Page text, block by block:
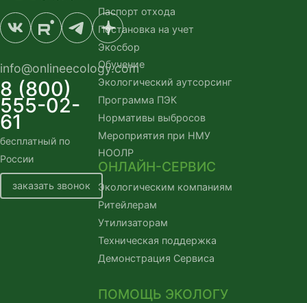
info@onlineecology.com
8 (800)
555-02-
61
бесплатный по
России
заказать звонок
Паспорт отхода
Постановка на учет
Экосбор
Обучение
Экологический аутсорсинг
Программа ПЭК
Нормативы выбросов
Мероприятия при НМУ
НООЛР
ОНЛАЙН-СЕРВИС
Экологическим компаниям
Ритейлерам
Утилизаторам
Техническая поддержка
Демонстрация Сервиса
ПОМОЩЬ ЭКОЛОГУ